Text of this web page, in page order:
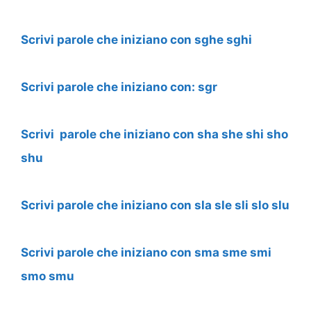
Scrivi parole che iniziano con sghe sghi
Scrivi parole che iniziano con: sgr
Scrivi parole che iniziano con sha she shi sho
shu
Scrivi parole che iniziano con sla sle sli slo slu
Scrivi parole che iniziano con sma sme smi
smo smu